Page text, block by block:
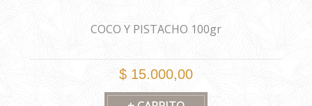
COCO Y PISTACHO 100gr
$ 15.000,00